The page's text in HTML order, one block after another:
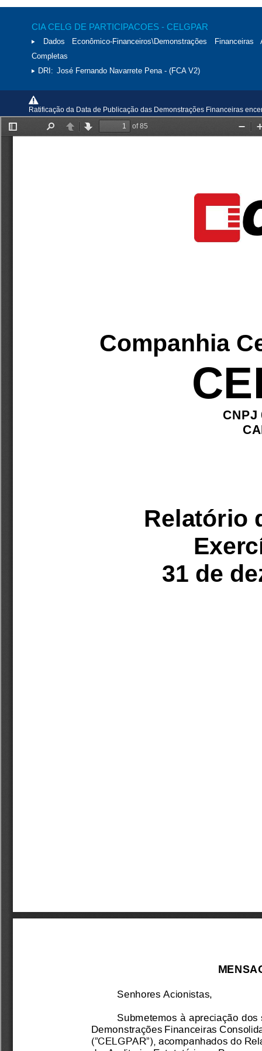
CIA CELG DE PARTICIPACOES - CELGPAR
Dados Econômico-Financeiros\Demonstrações Financeiras
Completas
DRI: José Fernando Navarrete Pena - (FCA V2)
Ratificação da Data de Publicação das Demonstrações Financeiras